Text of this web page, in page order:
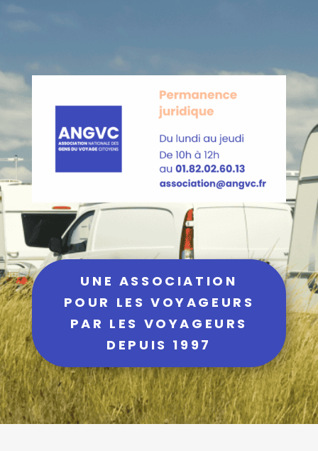
UNE ASSOCIATION
POUR LES VOYAGEURS
PAR LES VOYAGEURS
DEPUIS 1997